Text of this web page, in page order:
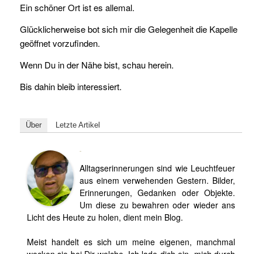
Ein schöner Ort ist es allemal.
Glücklicherweise bot sich mir die Gelegenheit die Kapelle
geöffnet vorzufinden.
Wenn Du in der Nähe bist, schau herein.
Bis dahin bleib interessiert.
Über Letzte Artikel
Alltagserinnerungen sind wie Leuchtfeuer
aus einem verwehenden Gestern. Bilder,
Erinnerungen, Gedanken oder Objekte.
Um diese zu bewahren oder wieder ans
Licht des Heute zu holen, dient mein Blog.
Meist handelt es sich um meine eigenen, manchmal